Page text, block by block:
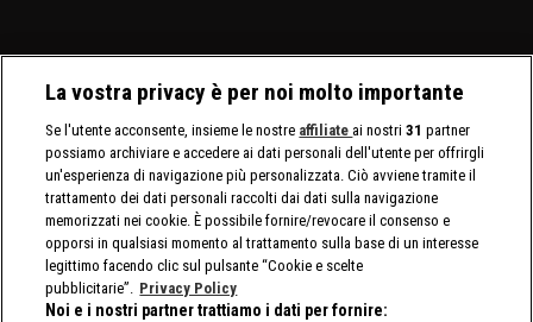
La vostra privacy è per noi molto importante
Se l'utente acconsente, insieme le nostre affiliate ai nostri31 partner
possiamo archiviare e accedere ai dati personali dell'utente per offrirgli
un'esperienza di navigazione più personalizzata. Ciò avviene tramite il
trattamento dei dati personali raccolti dai dati sulla navigazione
memorizzati nei cookie. È possibile fornire/revocare il consenso e
opporsi in qualsiasi momento al trattamento sulla base di un interesse
legittimo facendo clic sul pulsante “Cookie e scelte
pubblicitarie”. Privacy Policy
Noi e i nostri partner trattiamo i dati per fornire: